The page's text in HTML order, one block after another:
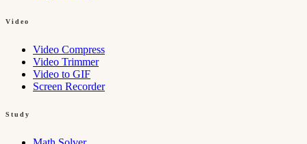
Video
Video Compress
Video Trimmer
Video to GIF
Screen Recorder
Study